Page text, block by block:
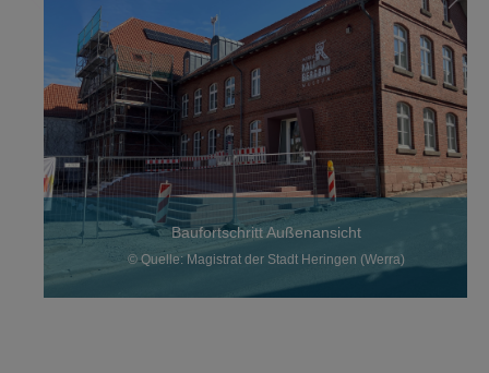
Baufortschritt Außenansicht
© Quelle: Magistrat der Stadt Heringen (Werra)